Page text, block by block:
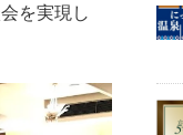
を実現し